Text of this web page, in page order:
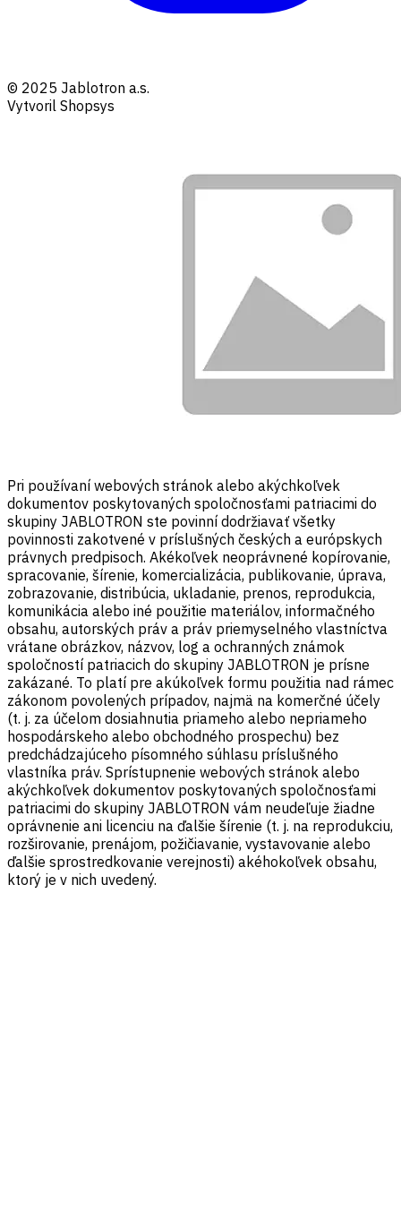
© 2025 Jablotron a.s.
Vytvoril Shopsys
Pri používaní webových stránok alebo akýchkoľvek
dokumentov poskytovaných spoločnosťami patriacimi do
skupiny JABLOTRON ste povinní dodržiavať všetky
povinnosti zakotvené v príslušných českých a európskych
právnych predpisoch. Akékoľvek neoprávnené kopírovanie,
spracovanie, šírenie, komercializácia, publikovanie, úprava,
zobrazovanie, distribúcia, ukladanie, prenos, reprodukcia,
komunikácia alebo iné použitie materiálov, informačného
obsahu, autorských práv a práv priemyselného vlastníctva
vrátane obrázkov, názvov, log a ochranných známok
spoločností patriacich do skupiny JABLOTRON je prísne
zakázané. To platí pre akúkoľvek formu použitia nad rámec
zákonom povolených prípadov, najmä na komerčné účely
(t. j. za účelom dosiahnutia priameho alebo nepriameho
hospodárskeho alebo obchodného prospechu) bez
predchádzajúceho písomného súhlasu príslušného
vlastníka práv. Sprístupnenie webových stránok alebo
akýchkoľvek dokumentov poskytovaných spoločnosťami
patriacimi do skupiny JABLOTRON vám neudeľuje žiadne
oprávnenie ani licenciu na ďalšie šírenie (t. j. na reprodukciu,
rozširovanie, prenájom, požičiavanie, vystavovanie alebo
ďalšie sprostredkovanie verejnosti) akéhokoľvek obsahu,
ktorý je v nich uvedený.